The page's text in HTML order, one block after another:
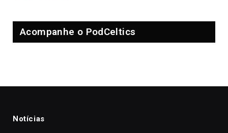
Acompanhe o PodCeltics
Notícias